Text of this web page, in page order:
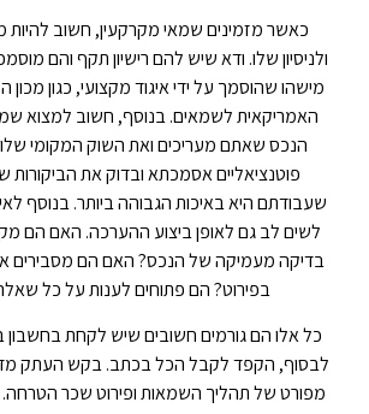
כאשר מזמינים שמאי מקרקעין, חשוב להיות
ולניסיון שלו. ודא שיש להם רישיון תקף והם
מישהו שהוסמך על ידי איגוד מקצועי, כגון
האמריקאית לשמאים. בנוסף, חשוב למצוא
הנכס שאתם מעריכים ואת השוק המקומי
פוטנציאליים אסמכתא ובדוק את הביקורות
שעבודתם היא באיכות הגבוהה ביותר. בנוסף
לשים לב גם לאופן ביצוע ההערכה. האם הם
בדיקה מעמיקה של הנכס? האם הם מסבירים
בפירוט? הם פתוחים לענות על כל
כל אלו הם גורמים חשובים שיש לקחת
לבסוף, הקפד לקבל הכל בכתב. בקש העתק
מפורט של תהליך השמאות ופירוט שכר